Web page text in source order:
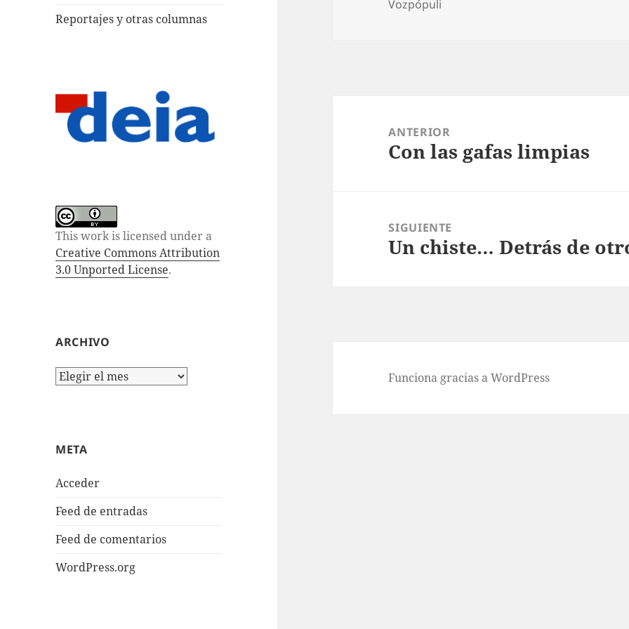
Reportajes y otras columnas
This work is licensed under a
Creative Commons Attribution
3.0 Unported License.
ARCHIVO
Archivo
META
Acceder
Feed de entradas
Feed de comentarios
WordPress.org
Vozpópuli
entradas
ANTERIOR
Entrada
Con las gafas limpias
SIGUIENTE
Entrada
Un chiste… Detrás de
Funciona gracias a WordPress